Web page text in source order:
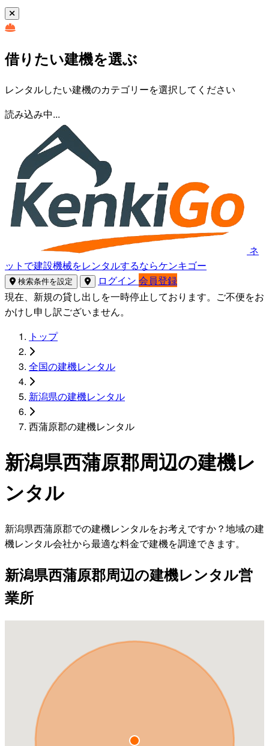
借りたい建機を選ぶ
レンタルしたい建機のカテゴリーを選択してください
読み込み中...
ネ
ットで建設機械をレンタルするならケンキゴー
検索条件を設定 ログイン 会員登録
現在、新規の貸し出しを一時停止しております。ご不便をお
かけし申し訳ございません。
トップ
全国の建機レンタル
新潟県の建機レンタル
西蒲原郡の建機レンタル
新潟県西蒲原郡周辺の建機レ
ンタル
新潟県西蒲原郡での建機レンタルをお考えですか？地域の建
機レンタル会社から最適な料金で建機を調達できます。
新潟県西蒲原郡周辺の建機レンタル営
業所